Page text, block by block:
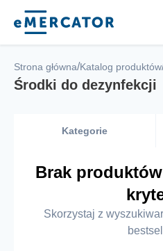
Mercator
Strona główna/Katalog produktów
Środki do dezynfekcji
Kategorie
Brak
Skorzystaj z